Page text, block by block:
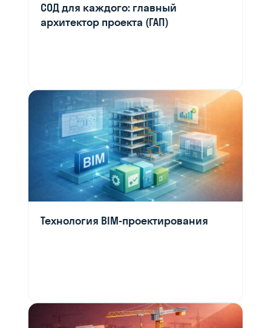
СОД для каждого: главный
архитектор проекта (ГАП)
Технология BIM-проектирования